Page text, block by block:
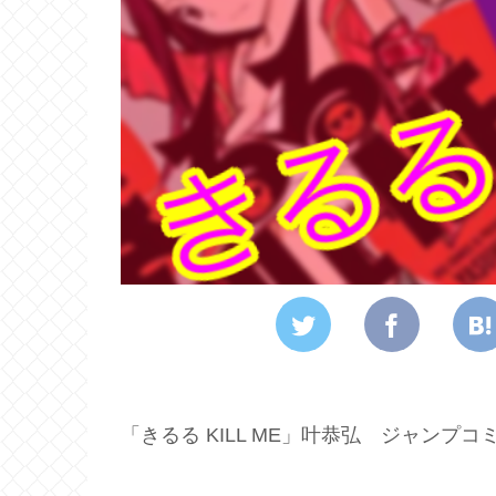
「きるる KILL ME」叶恭弘 ジャンプコ